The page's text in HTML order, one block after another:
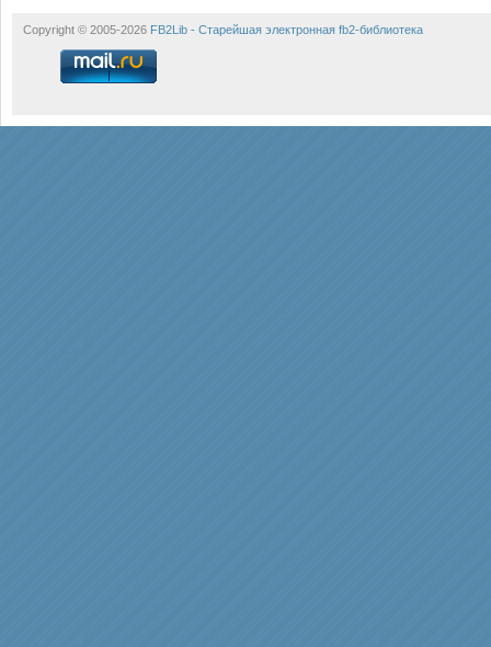
Copyright © 2005-2026 FB2Lib - Старейшая электронная fb2-библиотека